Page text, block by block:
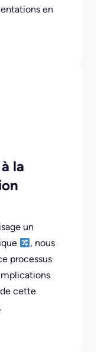
en
la
un
, nous
processus
cette